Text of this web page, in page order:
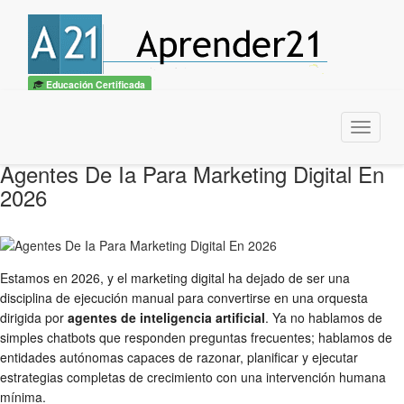
Educación Certificada
Menu
Agentes De Ia Para Marketing Digital En
2026
Estamos en 2026, y el marketing digital ha dejado de ser una
disciplina de ejecución manual para convertirse en una orquesta
dirigida por agentes de inteligencia artificial. Ya no hablamos de
simples chatbots que responden preguntas frecuentes; hablamos de
entidades autónomas capaces de razonar, planificar y ejecutar
estrategias completas de crecimiento con una intervención humana
mínima.